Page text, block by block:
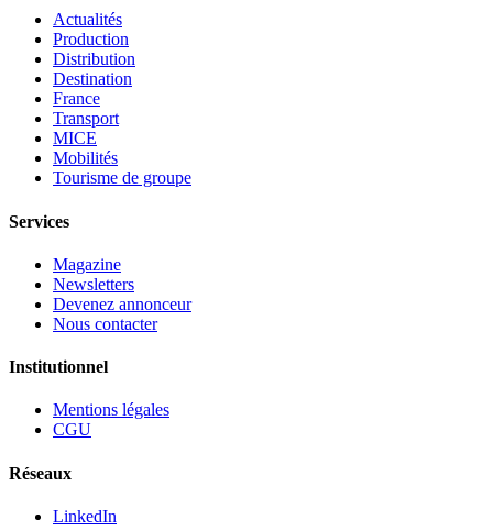
Actualités
Production
Distribution
Destination
France
Transport
MICE
Mobilités
Tourisme de groupe
Services
Magazine
Newsletters
Devenez annonceur
Nous contacter
Institutionnel
Mentions légales
CGU
Réseaux
LinkedIn